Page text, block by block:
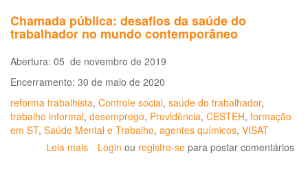
Chamada pública: desafios da saúde do
trabalhador no mundo contemporâneo
Abertura: 05 de novembro de 2019
Encerramento: 30 de maio de 2020
reforma trabalhista, Controle social, saúde do trabalhador,
trabalho informal, desemprego, Previdência, CESTEH, formação
em ST, Saúde Mental e Trabalho, agentes químicos, VISAT
Leia mais sobre
Login ou registre-se para postar comentários